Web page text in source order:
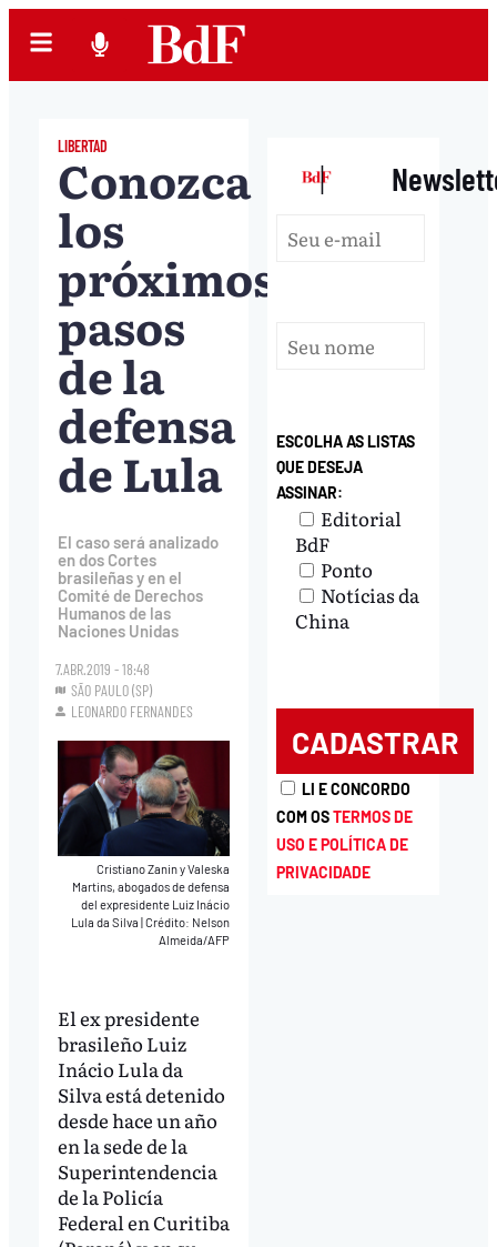
LIBERTAD
Conozca
los
próximos
pasos
de la
defensa
de Lula
El caso será analizado
en dos Cortes
brasileñas y en el
Comité de Derechos
Humanos de las
Naciones Unidas
7.ABR.2019 - 18:48
SÃO PAULO (SP)
LEONARDO FERNANDES
Cristiano Zanin y Valeska
Martins, abogados de defensa
del expresidente Luiz Inácio
Lula da Silva|Crédito: Nelson
Almeida/AFP
El ex presidente
brasileño Luiz
Inácio Lula da
Silva está detenido
desde hace un año
en la sede de la
Superintendencia
de la Policía
Federal en Curitiba
|
ESCOLHA AS LISTAS
QUE DESEJA
ASSINAR:
Editorial
BdF
Ponto
Notícias da
China
LI E CONCORDO
COM OSTERMOS DE
USO E POLÍTICA DE
PRIVACIDADE